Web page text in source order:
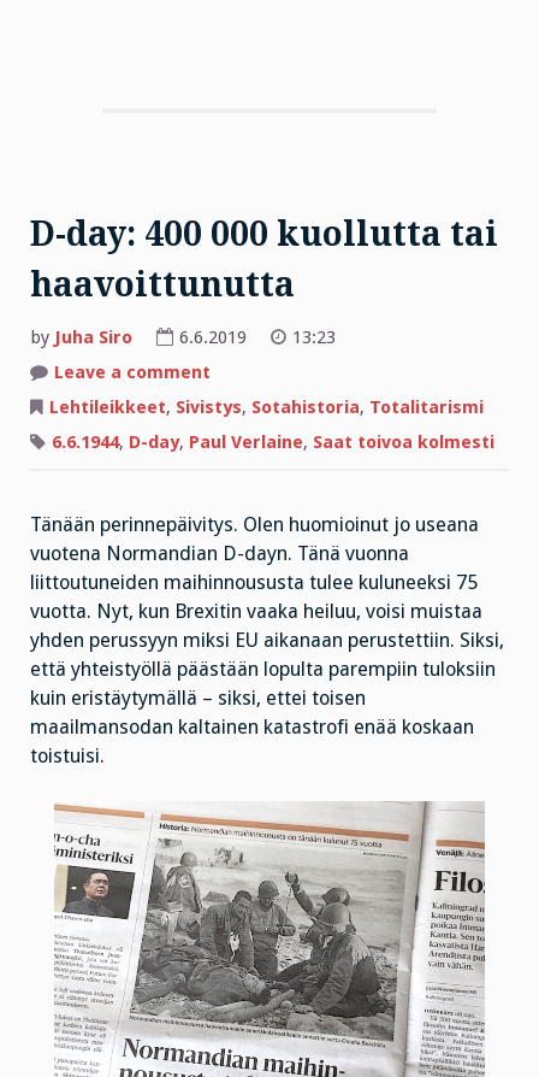
D-day: 400 000 kuollutta tai
haavoittunutta
by Juha Siro 6.6.2019
13:23
Leave a comment
day:
400
000
kuollutta
Lehtileikkeet, Sivistys, Sotahistoria, Totalitarismi
6.6.1944, D-day, Paul Verlaine, Saat toivoa kolmesti
Tänään perinnepäivitys. Olen huomioinut jo useana
vuotena Normandian D-dayn. Tänä vuonna
liittoutuneiden maihinnoususta tulee kuluneeksi 75
vuotta. Nyt, kun Brexitin vaaka heiluu, voisi muistaa
yhden perussyyn miksi EU aikanaan perustettiin. Siksi,
että yhteistyöllä päästään lopulta parempiin tuloksiin
kuin eristäytymällä – siksi, ettei toisen
maailmansodan kaltainen katastrofi enää koskaan
toistuisi.